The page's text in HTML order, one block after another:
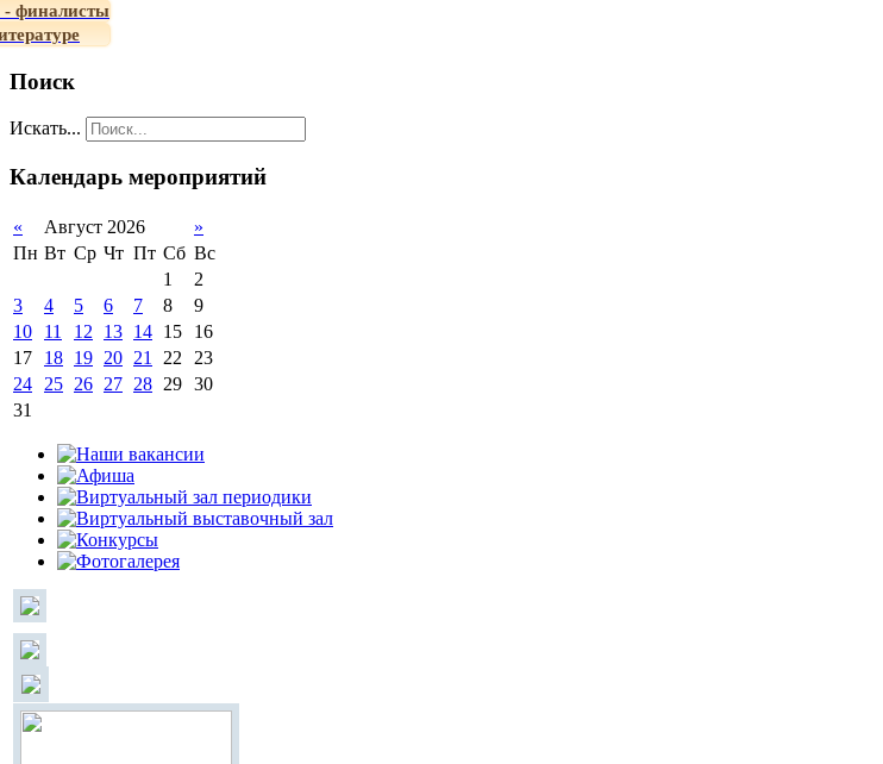
- финалисты
Поиск
Искать...
Календарь мероприятий
« Август 2026
»
Пн Вт Ср Чт Пт Сб Вс
1
2
3
4 5 6 7 8
9
10
11 12 13 14 15
16
17
18 19 20 21 22
23
24
25 26 27 28 29 30
31